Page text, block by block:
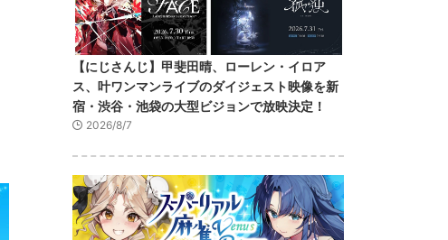
【にじさんじ】甲斐田晴、ローレン・イロア
ス、叶ワンマンライブのダイジェスト映像を新
宿・渋谷・池袋の大型ビジョンで放映決定！
2026/8/7